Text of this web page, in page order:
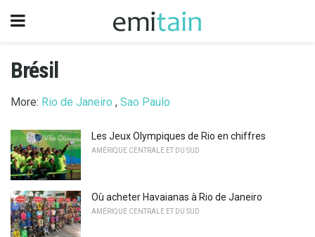
Brésil
More: Rio de Janeiro , Sao Paulo
Les Jeux Olympiques de Rio en chiffres
AMÉRIQUE CENTRALE ET DU SUD
Où acheter Havaianas à Rio de Janeiro
AMÉRIQUE CENTRALE ET DU SUD